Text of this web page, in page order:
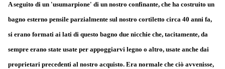
A seguito di un 'usumarpione' di un nostro confinante, che ha costruito un
bagno esterno pensile parzialmente sul nostro cortiletto circa 40 anni fa,
si erano formati ai lati di questo bagno due nicchie che, tacitamente, da
sempre erano state usate per appoggiarvi legno o altro, usate anche dai
proprietari precedenti al nostro acquisto. Era normale che ciò avvenisse,